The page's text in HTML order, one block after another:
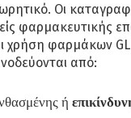
Οι
φαρμακευτικής
χρήση φαρμάκων
από:
ή